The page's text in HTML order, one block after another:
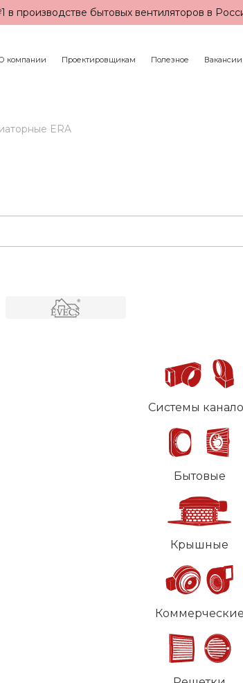
производстве бытовых вентиляторов в
компании Проектировщикам Полезное Вакансии
ERA
Системы
Бытовые
Крышные